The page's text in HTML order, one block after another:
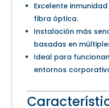
Excelente
fibra óptica.
Instalación más
basadas en
Ideal para
entornos